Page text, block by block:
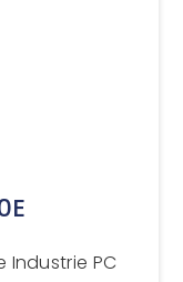
Industrie PC